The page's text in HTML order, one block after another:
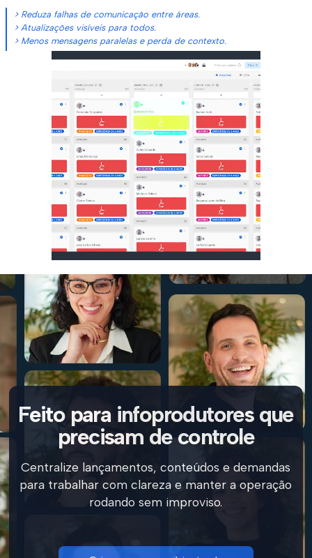
> Reduza falhas de comunicação entre áreas.
> Atualizações visíveis para todos.
> Menos mensagens paralelas e perda de contexto.
Feito para infoprodutores que
precisam de controle
Centralize lançamentos, conteúdos e demandas
para trabalhar com clareza e manter a operação
rodando sem improviso.